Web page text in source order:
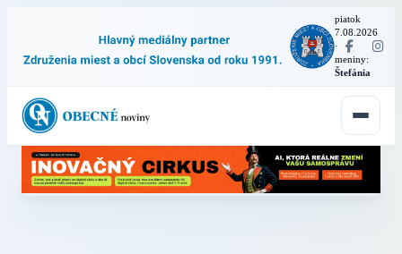
piatok
7.08.2026
·
meniny:
Štefánia